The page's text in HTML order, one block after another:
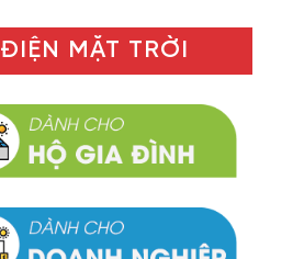
ĐIỆN MẶT TRỜI